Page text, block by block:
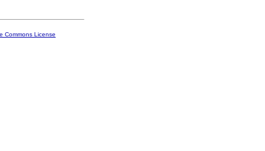
Commons License